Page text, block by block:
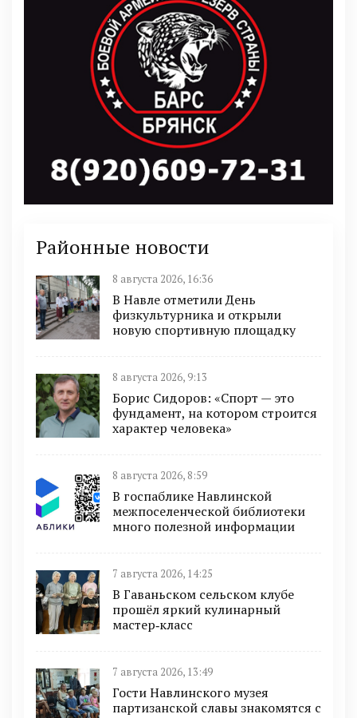
Районные новости
8 августа 2026, 16:36
В Навле отметили День
физкультурника и открыли
новую спортивную площадку
8 августа 2026, 9:13
Борис Сидоров: «Спорт — это
фундамент, на котором строится
характер человека»
8 августа 2026, 8:59
В госпаблике Навлинской
межпоселенческой библиотеки
много полезной информации
7 августа 2026, 14:25
В Гаваньском сельском клубе
прошёл яркий кулинарный
мастер‑класс
7 августа 2026, 13:49
Гости Навлинского музея
партизанской славы знакомятся с